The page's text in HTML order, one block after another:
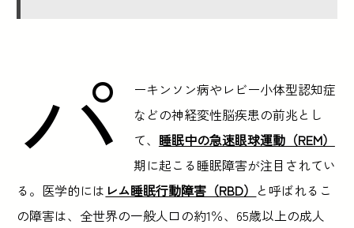
パ
ーキンソン病やレビー小体型認知症
などの神経変性脳疾患の前兆とし
て、 睡眠中の急速眼球運動（REM）
期に起こる睡眠障害が注目されてい
る。医学的には レム睡眠行動障害（RBD） と呼ばれるこ
の障害は、全世界の一般人口の約1％、65歳以上の成人